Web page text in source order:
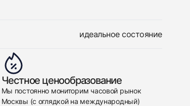
идеальное состояние
Честное ценообразование
Мы постоянно мониторим часовой рынок
Москвы (с оглядкой на международный)